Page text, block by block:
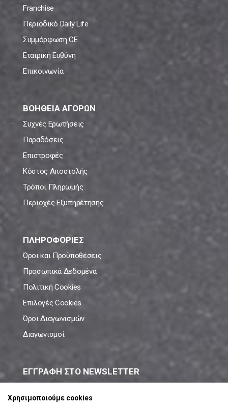
Franchise
Περιοδικό Daily Life
Συμμόρφωση CE
Εταιρική Ευθύνη
Επικοινωνία
ΒΟΗΘΕΙΑ ΑΓΟΡΩΝ
Συχνές Ερωτήσεις
Παραδόσεις
Επιστροφές
Κόστος Αποστολής
Τρόποι Πληρωμής
Περιοχές Εξυπηρέτησης
ΠΛΗΡΟΦΟΡΙΕΣ
Όροι και Προϋποθέσεις
Προσωπικά Δεδομένα
Πολιτική Cookies
Επιλογές Cookies
Όροι Διαγωνισμών
Διαγωνισμοί
ΕΓΓΡΑΦΗ ΣΤΟ NEWSLETTER
Χρησιμοποιούμε cookies